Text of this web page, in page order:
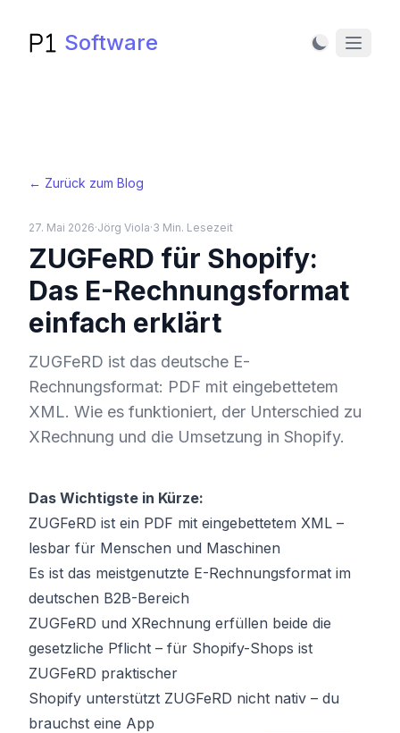
Software Dark Mode
← Zurück zum Blog
27. Mai 2026·Jörg Viola·3 Min. Lesezeit
ZUGFeRD für Shopify:
Das E-Rechnungsformat
einfach erklärt
ZUGFeRD ist das deutsche E-
Rechnungsformat: PDF mit eingebettetem
XML. Wie es funktioniert, der Unterschied zu
XRechnung und die Umsetzung in Shopify.
Das Wichtigste in Kürze:
ZUGFeRD ist ein PDF mit eingebettetem XML –
lesbar für Menschen und Maschinen
Es ist das meistgenutzte E-Rechnungsformat im
deutschen B2B-Bereich
ZUGFeRD und XRechnung erfüllen beide die
gesetzliche Pflicht – für Shopify-Shops ist
ZUGFeRD praktischer
Shopify unterstützt ZUGFeRD nicht nativ – du
brauchst eine App